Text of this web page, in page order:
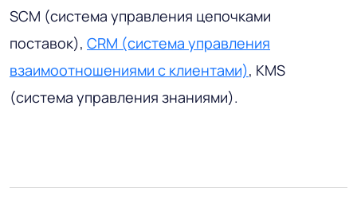
SCM (система управления цепочками
поставок), CRM (система управления
взаимоотношениями с клиентами), KMS
(система управления знаниями).